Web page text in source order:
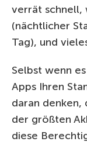
verrät schnell,
(nächtlicher
Tag), und
Selbst wenn
Apps Ihren
daran denken,
der größten
diese